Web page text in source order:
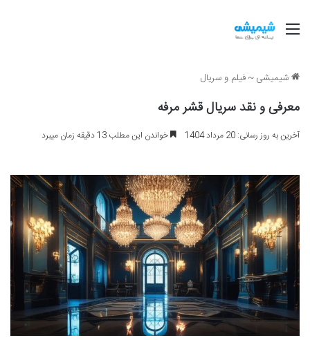
منو
شیمیشی~فیلم و سریال
معرفی و نقد سریال قشر مرفه
آخرین به روز رسانی: 20 مرداد 1404 خواندن این مطلب 13 دقیقه زمان میبرد